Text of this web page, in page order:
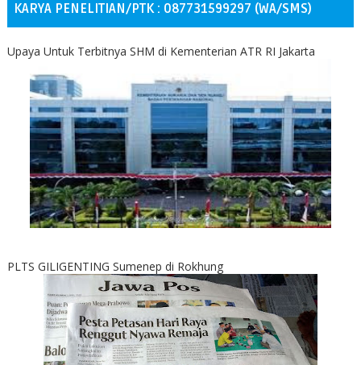
KARYA PENELITIAN/PTK : 087731599297 (WA/SMS)
Upaya Untuk Terbitnya SHM di Kementerian ATR RI Jakarta
PLTS GILIGENTING Sumenep di Rokhung